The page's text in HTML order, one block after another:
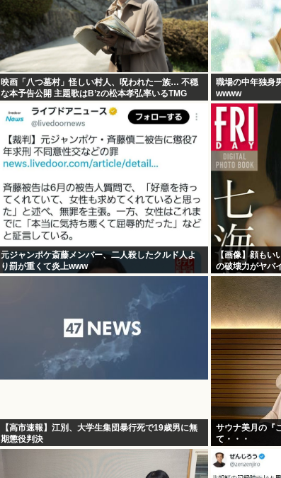
映画「八つ墓村」怪しい村人、呪われた一族… 不穏
な本予告公開 主題歌はB’zの松本孝弘率いるTMG
職場の中年独身
wwww
元ジャンポケ斎藤メンバー、二人殺したクルド人よ
り罰が重くて炎上www
【画像】顔もい
の破壊力がヤバ
プロポーション
【高市速報】江別、大学生集団暴行死で19歳男に無
期懲役判決
サウナ美月の『
て・・・